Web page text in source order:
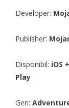
Developer:
Publisher:
Disponibil: iOS
Play
Gen: